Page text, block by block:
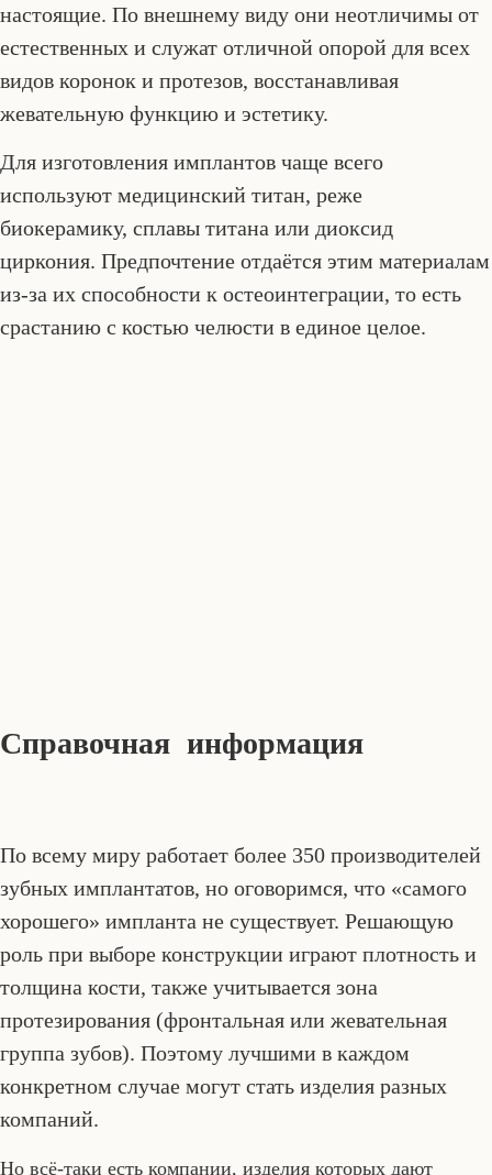
настоящие. По внешнему виду они неотличимы от
естественных и служат отличной опорой для всех
видов коронок и протезов, восстанавливая
жевательную функцию и эстетику.
Для изготовления имплантов чаще всего
используют медицинский титан, реже
биокерамику, сплавы титана или диоксид
циркония. Предпочтение отдаётся этим материалам
из-за их способности к остеоинтеграции, то есть
срастанию с костью челюсти в единое целое.
Справочная информация
По всему миру работает более 350 производителей
зубных имплантатов, но оговоримся, что «самого
хорошего» импланта не существует. Решающую
роль при выборе конструкции играют плотность и
толщина кости, также учитывается зона
протезирования (фронтальная или жевательная
группа зубов). Поэтому лучшими в каждом
конкретном случае могут стать изделия разных
компаний.
Но всё-таки есть компании, изделия которых дают